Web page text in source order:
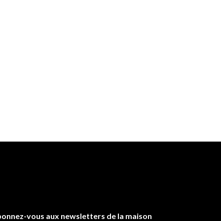
vous aux newsletters de la maison